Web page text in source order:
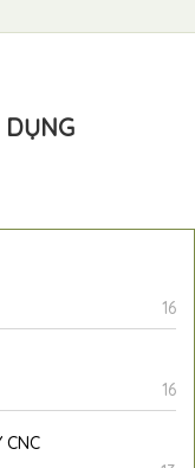
16
16
CNC